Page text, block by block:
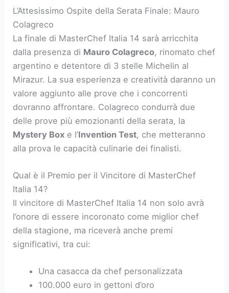
L’Attesissimo Ospite della Serata Finale: Mauro
Colagreco
La finale di MasterChef Italia 14 sarà arricchita
dalla presenza di Mauro Colagreco, rinomato chef
argentino e detentore di 3 stelle Michelin al
Mirazur. La sua esperienza e creatività daranno un
valore aggiunto alle prove che i concorrenti
dovranno affrontare. Colagreco condurrà due
delle prove più emozionanti della serata, la
Mystery Box e l’Invention Test, che metteranno
alla prova le capacità culinarie dei finalisti.
Qual è il Premio per il Vincitore di MasterChef
Italia 14?
Il vincitore di MasterChef Italia 14 non solo avrà
l’onore di essere incoronato come miglior chef
della stagione, ma riceverà anche premi
significativi, tra cui:
Una casacca da chef personalizzata
100.000 euro in gettoni d’oro